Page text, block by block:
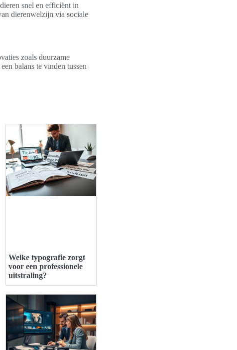
snel en efficiënt in
dierenwelzijn via sociale
zoals duurzame
balans te vinden tussen
Welke typografie zorgt
voor een professionele
uitstraling?